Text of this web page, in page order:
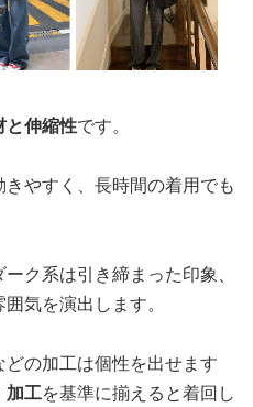
と伸縮性です。
やすく、長時間の着用でも
ク系は引き締まった印象、
気を演出します。
の加工は個性を出せます
加工を基準に揃えると着回し